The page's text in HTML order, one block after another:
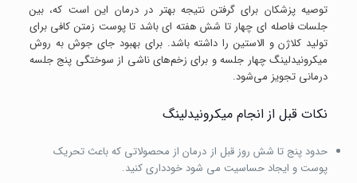
توصیه پزشکان برای گرفتن نتیجه بهتر در درمان این است که، بین
جلسات فاصله ای چهار تا شش هفته ای باشد تا پوست زمتن کافی برای
تولید کلاژن و الاستین را داشته باشد. برای بهبود جای‌ جوش به روش
میکرونیدلینگ چهار جلسه و برای زخم‌های ناشی از سوختگی پنج جلسه‌
درمانی تجویز می‌شود.
نکات قبل از انجام میکرونیدلینگ
حدود پنج تا شش روز قبل از درمان از محصولاتی که باعث تحریک
پوست و ایجاد حساسیت می شود خودداری کنید.